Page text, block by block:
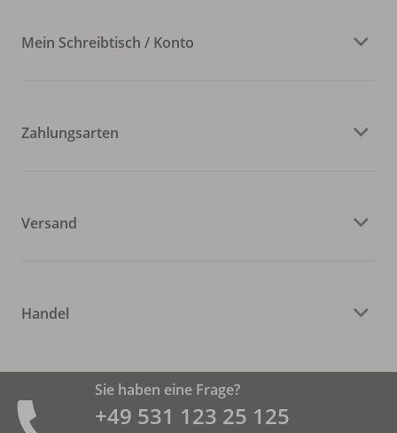
Mein Schreibtisch / Konto
Zahlungsarten
Versand
Handel
Sie haben eine Frage?
+49 531 ­123 25 125